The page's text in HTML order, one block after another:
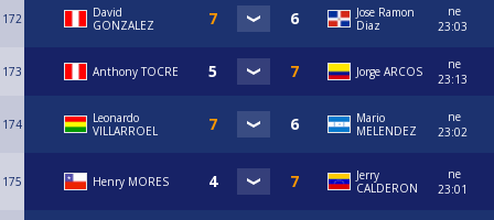
172
David
GONZALEZ
Jose Ramon
Diaz
ne
23:03
173 Anthony TOCRE Jorge ARCOS
ne
23:13
174
Leonardo
VILLARROEL
Mario
MELENDEZ
ne
23:02
175 Henry MORES
Jerry
CALDERON
ne
23:01